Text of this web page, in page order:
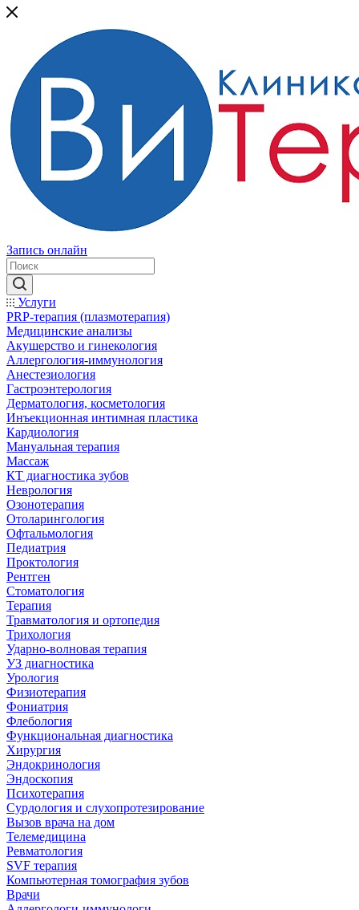
Запись онлайн
Услуги
PRP-терапия (плазмотерапия)
Медицинские анализы
Акушерство и гинекология
Аллергология-иммунология
Анестезиология
Гастроэнтерология
Дерматология, косметология
Инъекционная интимная пластика
Кардиология
Мануальная терапия
Массаж
КТ диагностика зубов
Неврология
Озонотерапия
Отоларингология
Офтальмология
Педиатрия
Проктология
Рентген
Стоматология
Терапия
Травматология и ортопедия
Трихология
Ударно-волновая терапия
УЗ диагностика
Урология
Физиотерапия
Фониатрия
Флебология
Функциональная диагностика
Хирургия
Эндокринология
Эндоскопия
Психотерапия
Сурдология и слухопротезирование
Вызов врача на дом
Телемедицина
Ревматология
SVF терапия
Компьютерная томография зубов
Врачи